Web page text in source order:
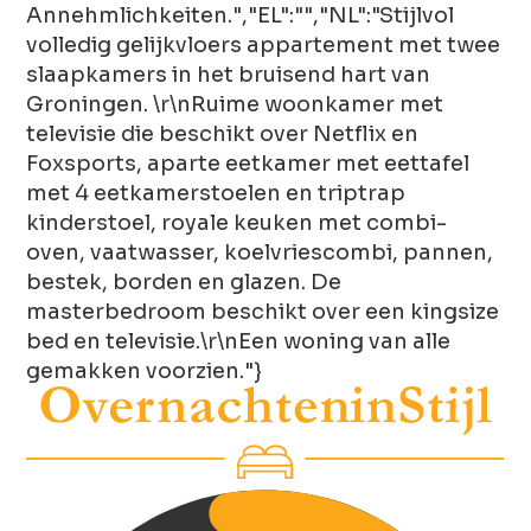
Annehmlichkeiten.","EL":"","NL":"Stijlvol
volledig gelijkvloers appartement met twee
slaapkamers in het bruisend hart van
Groningen. \r\nRuime woonkamer met
televisie die beschikt over Netflix en
Foxsports, aparte eetkamer met eettafel
met 4 eetkamerstoelen en triptrap
kinderstoel, royale keuken met combi-
oven, vaatwasser, koelvriescombi, pannen,
bestek, borden en glazen. De
masterbedroom beschikt over een kingsize
bed en televisie.\r\nEen woning van alle
gemakken voorzien."}